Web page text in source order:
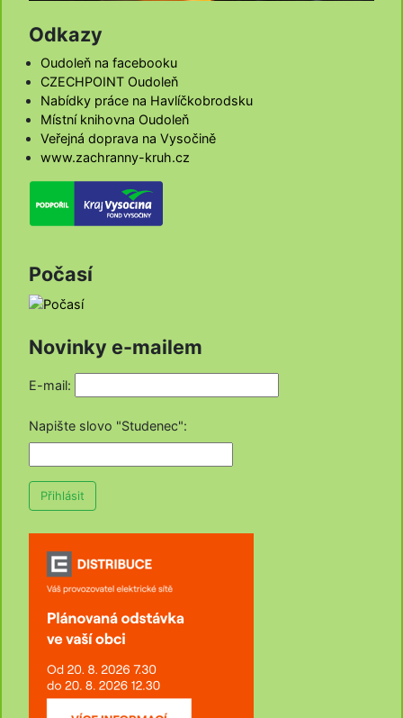
Odkazy
Oudoleň na facebooku
CZECHPOINT Oudoleň
Nabídky práce na Havlíčkobrodsku
Místní knihovna Oudoleň
Veřejná doprava na Vysočině
www.zachranny-kruh.cz
Počasí
Novinky e-mailem
E-mail:
Napište slovo "Studenec":
Přihlásit